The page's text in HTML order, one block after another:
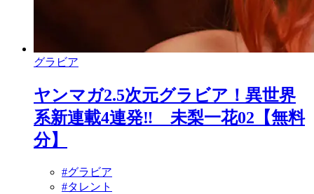
グラビア
ヤンマガ2.5次元グラビア！異世界
系新連載4連発‼ 未梨一花02【無料
分】
#グラビア
#タレント